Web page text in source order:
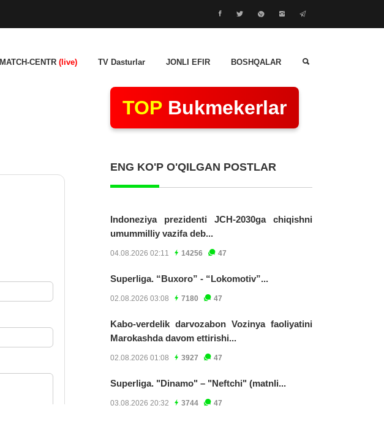
MATCH-CENTR (live) TV Dasturlar JONLI EFIR BOSHQALAR
TOP Bukmekerlar
ENG KO'P O'QILGAN POSTLAR
Indoneziya prezidenti JCH-2030ga chiqishni
umummilliy vazifa deb...
04.08.2026 02:11 14256 47
Superliga. “Buxoro” - “Lokomotiv”...
02.08.2026 03:08 7180 47
Kabo-verdelik darvozabon Vozinya faoliyatini
Marokashda davom ettirishi...
02.08.2026 01:08 3927 47
Superliga. "Dinamo" – "Neftchi" (matnli...
03.08.2026 20:32 3744 47